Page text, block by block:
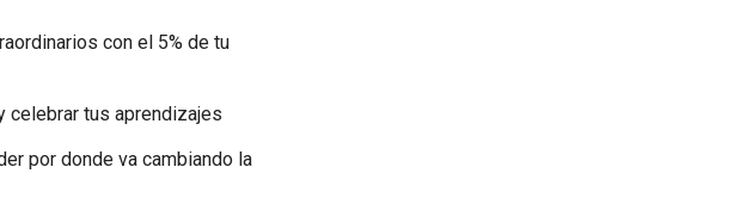
con el 5% de tu
celebrar tus aprendizajes
por donde va cambiando la